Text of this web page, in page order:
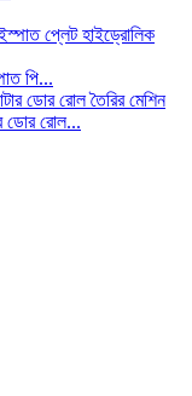
পি...
ডোর রোল...